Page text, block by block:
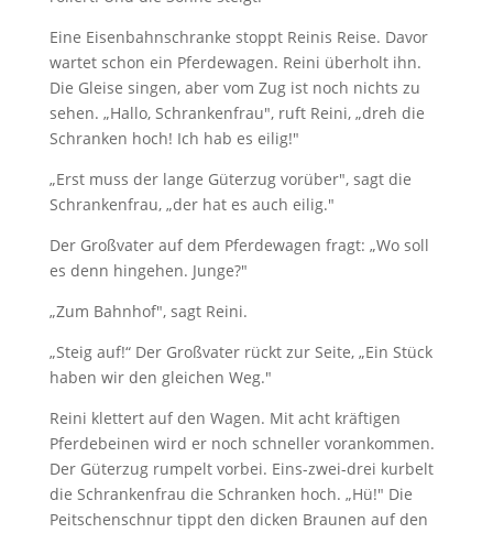
Eine Eisenbahnschranke stoppt Reinis Reise. Davor
wartet schon ein Pferdewagen. Reini überholt ihn.
Die Gleise singen, aber vom Zug ist noch nichts zu
sehen. „Hallo, Schrankenfrau", ruft Reini, „dreh die
Schranken hoch! Ich hab es eilig!"
„Erst muss der lange Güterzug vorüber", sagt die
Schrankenfrau, „der hat es auch eilig."
Der Großvater auf dem Pferdewagen fragt: „Wo soll
es denn hingehen. Junge?"
„Zum Bahnhof", sagt Reini.
„Steig auf!“ Der Großvater rückt zur Seite, „Ein Stück
haben wir den gleichen Weg."
Reini klettert auf den Wagen. Mit acht kräftigen
Pferdebeinen wird er noch schneller vorankommen.
Der Güterzug rumpelt vorbei. Eins-zwei-drei kurbelt
die Schrankenfrau die Schranken hoch. „Hü!" Die
Peitschenschnur tippt den dicken Braunen auf den